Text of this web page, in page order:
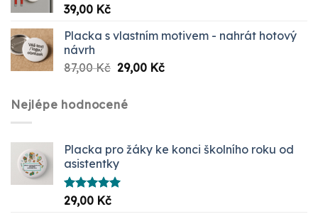
39,00 Kč
Placka s vlastním motivem - nahrát hotový
návrh
87,00Kč Původní
byla:
87,00 Kč.
29,00 KčAktuální
Nejlépe hodnocené
Placka pro žáky ke konci školního roku od
asistentky
Hodnocení
5.00
29,00 Kč